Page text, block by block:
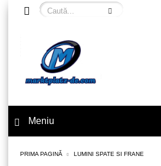
Meniu
PRIMA PAGINĂ LUMINI SPATE SI FRANE